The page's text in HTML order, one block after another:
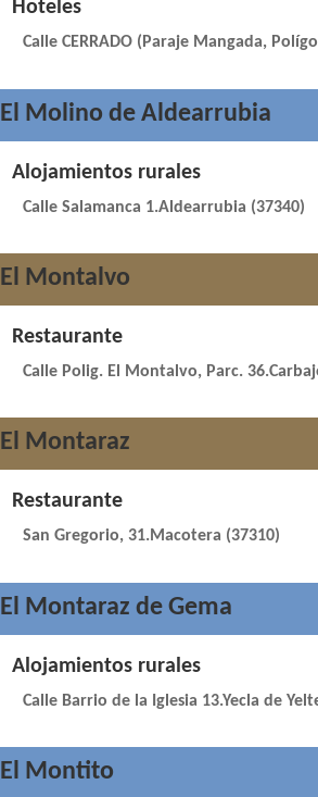
Hoteles
Calle CERRADO (Paraje Mangada,
El Molino de Aldearrubia
Alojamientos rurales
Calle Salamanca 1.Aldearrubia (37340)
El Montalvo
Restaurante
Calle Polig. El Montalvo, Parc.
El Montaraz
Restaurante
San Gregorio, 31.Macotera (37310)
El Montaraz de Gema
Alojamientos rurales
Calle Barrio de la Iglesia 13.Yecla de
El Montito